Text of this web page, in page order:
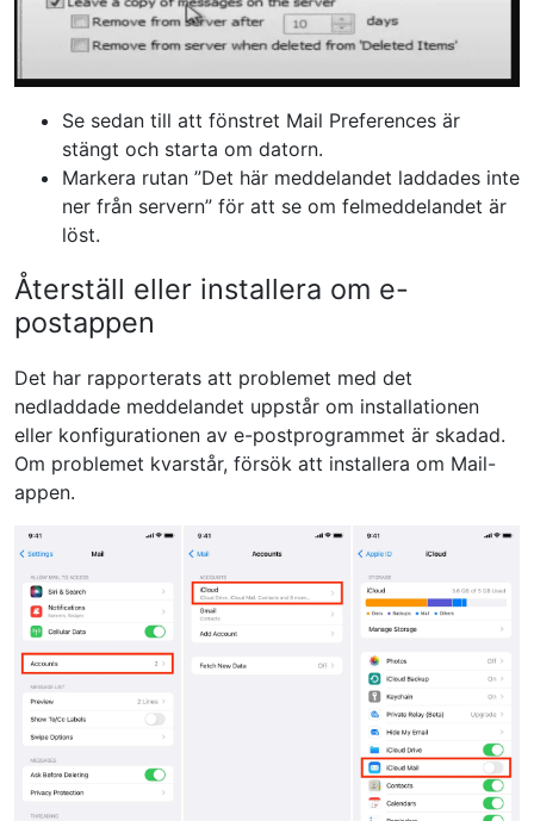
Se sedan till att fönstret Mail Preferences är
stängt och starta om datorn.
Markera rutan ”Det här meddelandet laddades inte
ner från servern” för att se om felmeddelandet är
löst.
Återställ eller installera om e-
postappen
Det har rapporterats att problemet med det
nedladdade meddelandet uppstår om installationen
eller konfigurationen av e-postprogrammet är skadad.
Om problemet kvarstår, försök att installera om Mail-
appen.